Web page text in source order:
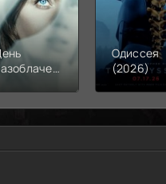
Одиссея
(2026)